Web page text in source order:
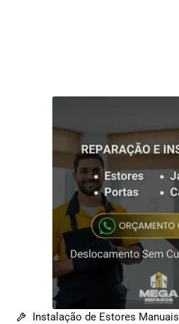
Instalação de Estores Manuais